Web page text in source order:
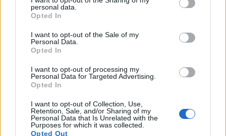
grant or deny consent to Google and its third-party tags to
use your data for below specified purposes in below Google
consent section.
personal data.
Opted In
I want to opt-out of the Sale of my
Personal Data.
Opted In
I want to opt-out of processing my
Personal Data for Targeted Advertising.
Opted In
I want to opt-out of Collection, Use,
Retention, Sale, and/or Sharing of my
Personal Data that Is Unrelated with the
Purposes for which it was collected.
Opted Out